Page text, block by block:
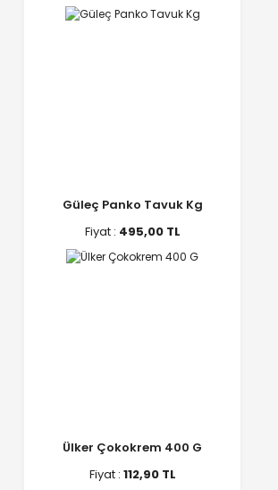
Güleç Panko Tavuk Kg
Fiyat : 495,00 TL
Ülker Çokokrem 400 G
Fiyat : 112,90 TL